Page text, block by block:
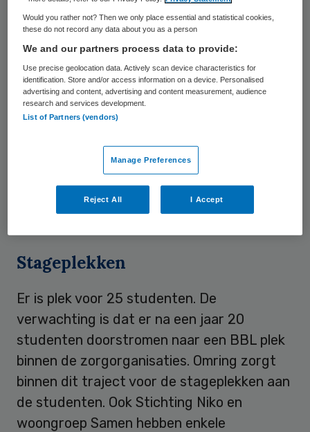
Volgens de drie partijen blijkt dat er steeds
vaker anderstaligen solliciteren op
opleidingsplekken in de zorg. De sollicitant
zou het vaak cognitief aan moeten kunnen,
maar heeft een achterstand op taal. “Wij
zijn ontzettend blij met deze
kruisbestuivingop een hele mooie manier in
kunnen spelen op de krapte van de
arbeidsmarkt”, zegt Tamara de Rie,
Adviseur vakontwikkeling Omring.
Stageplekken
Er is plek voor 25 studenten. De
verwachting is dat er na een jaar 20
studenten doorstromen naar een BBL plek
binnen de zorgorganisaties. Omring zorgt
binnen dit traject voor de stageplekken aan
de studenten. Ook Stichting Niko en
woongroep Samen hebben enkele
Would you rather not? Then we only place essential and statistical cookies,
these do not record any data about you as a person
We and our partners process data to provide:
Use precise geolocation data. Actively scan device characteristics for
identification. Store and/or access information on a device. Personalised
advertising and content, advertising and content measurement, audience
research and services development.
List of Partners (vendors)
Manage Preferences
Reject All I Accept